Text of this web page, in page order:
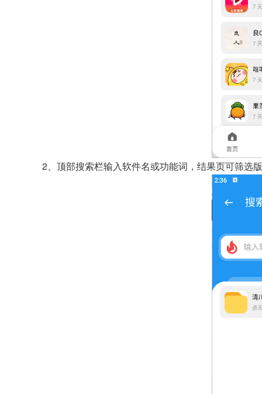
2、顶部搜索栏输入软件名或功能词，结果页可筛选